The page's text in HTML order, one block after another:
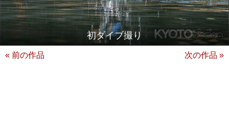
初ダイブ撮り
« 前の作品 次の作品 »